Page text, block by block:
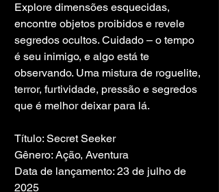
Explore dimensões esquecidas,
encontre objetos proibidos e revele
segredos ocultos. Cuidado – o tempo
é seu inimigo, e algo está te
observando. Uma mistura de roguelite,
terror, furtividade, pressão e segredos
que é melhor deixar para lá.
Título: Secret Seeker
Gênero: Ação, Aventura
Data de lançamento: 23 de julho de
2025